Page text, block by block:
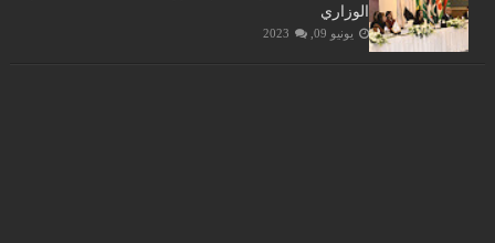
الوزاري
يونيو 09, 2023